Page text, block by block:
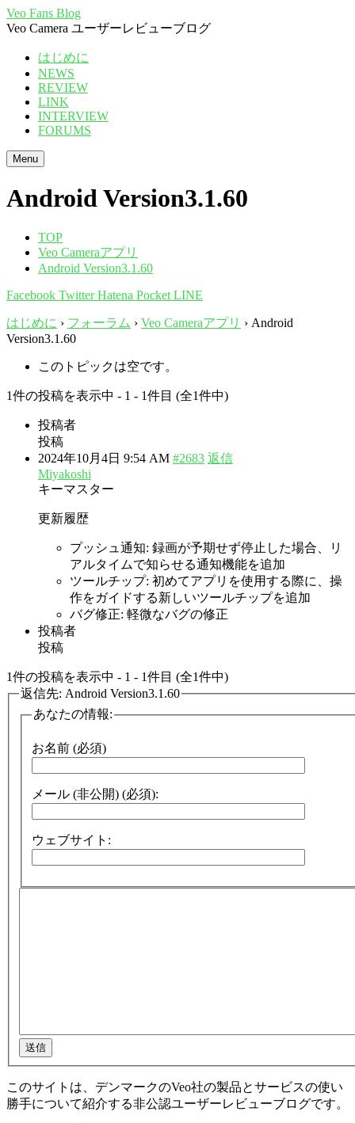
Veo Fans Blog
Veo Camera ユーザーレビューブログ
はじめに
NEWS
REVIEW
LINK
INTERVIEW
FORUMS
Menu
Android Version3.1.60
TOP
Veo Cameraアプリ
Android Version3.1.60
Facebook TwitterHatena Pocket LINE
はじめに › フォーラム › Veo Cameraアプリ › Android
Version3.1.60
このトピックは空です。
1件の投稿を表示中 - 1 - 1件目 (全1件中)
投稿者
投稿
2024年10月4日 9:54 AM #2683 返信
Miyakoshi
キーマスター
更新履歴
プッシュ通知: 録画が予期せず停止した場合、リ
アルタイムで知らせる通知機能を追加
ツールチップ: 初めてアプリを使用する際に、操
作をガイドする新しいツールチップを追加
バグ修正: 軽微なバグの修正
投稿者
投稿
1件の投稿を表示中 - 1 - 1件目 (全1件中)
返信先: Android Version3.1.60
あなたの情報:
お名前 (必須)
メール (非公開) (必須):
ウェブサイト:
送信
このサイトは、デンマークのVeo社の製品とサービスの使い
勝手について紹介する非公認ユーザーレビューブログです。